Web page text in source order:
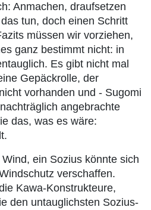
Anmachen, draufsetzen
tun, doch einen Schritt
müssen wir vorziehen,
ganz bestimmt nicht: in
Es gibt nicht mal
Gepäckrolle, der
vorhanden und - Sugomi
angebrachte
das, was es wäre:
ein Sozius könnte sich
verschaffen.
Kawa-Konstrukteure,
den untauglichsten Sozius-